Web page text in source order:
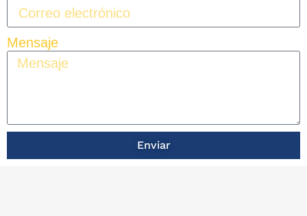
Mensaje
Enviar